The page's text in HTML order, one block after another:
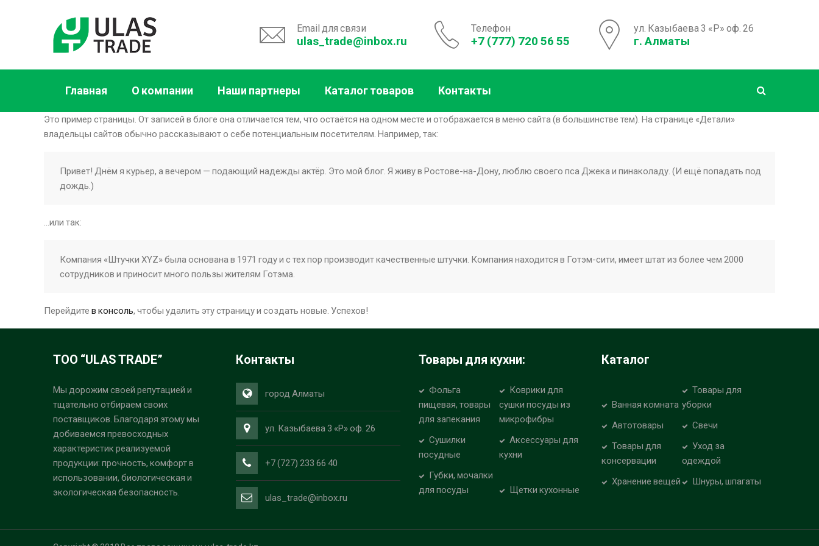
Email для связи
ulas_trade@inbox.ru
Телефон
+7 (777) 720 56 55
ул. Казыбаева 3 «Р» оф. 26
г. Алматы
Главная О компании Наши партнеры Каталог товаров Контакты
Это пример страницы. От записей в блоге она отличается тем, что остаётся на одном месте и отображается в меню сайта (в большинстве тем). На странице «Детали»
владельцы сайтов обычно рассказывают о себе потенциальным посетителям. Например, так:
Привет! Днём я курьер, а вечером — подающий надежды актёр. Это мой блог. Я живу в Ростове-на-Дону, люблю своего пса Джека и пинаколаду. (И ещё попадать под
дождь.)
…или так:
Компания «Штучки XYZ» была основана в 1971 году и с тех пор производит качественные штучки. Компания находится в Готэм-сити, имеет штат из более чем 2000
сотрудников и приносит много пользы жителям Готэма.
Перейдите в консоль, чтобы удалить эту страницу и создать новые. Успехов!
ТОО “ULAS TRADE”
Мы дорожим своей репутацией и
тщательно отбираем своих
поставщиков. Благодаря этому мы
добиваемся превосходных
характеристик реализуемой
продукции: прочность, комфорт в
использовании, биологическая и
экологическая безопасность.
Контакты
город Алматы
ул. Казыбаева 3 «Р» оф. 26
+7 (727) 233 66 40
ulas_trade@inbox.ru
Товары для кухни:
Фольга
пищевая, товары
для запекания
Коврики для
сушки посуды из
микрофибры
Сушилки
посудные
Аксессуары для
кухни
Губки, мочалки
для посуды
Щетки кухонные
Каталог
Ванная комната
Товары для
уборки
Автотовары
Свечи
Товары для
консервации
Уход за
одеждой
Хранение вещей
Шнуры, шпагаты